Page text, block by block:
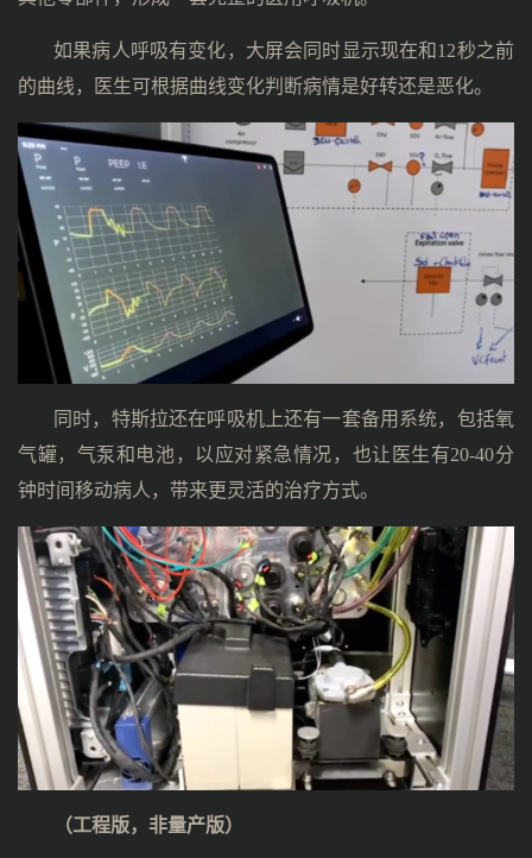
如果病人呼吸有变化，大屏会同时显示现在和12秒之前
的曲线，医生可根据曲线变化判断病情是好转还是恶化。
同时，特斯拉还在呼吸机上还有一套备用系统，包括氧
气罐，气泵和电池，以应对紧急情况，也让医生有20-40分
钟时间移动病人，带来更灵活的治疗方式。
（工程版，非量产版）